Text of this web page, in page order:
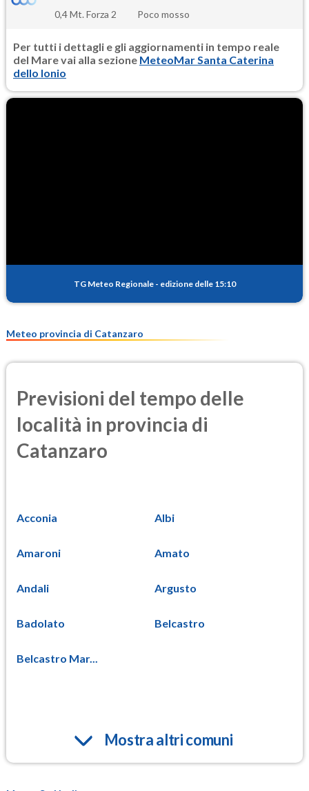
0,4 Mt. Forza 2
Poco mosso
Per tutti i dettagli e gli aggiornamenti in tempo reale
del Mare vai alla sezione MeteoMar Santa Caterina
dello Ionio
TG Meteo Regionale - edizione delle 15:10
Meteo provincia di Catanzaro
Previsioni del tempo delle
località in provincia di
Catanzaro
Acconia Albi
Amaroni Amato
Andali Argusto
Badolato Belcastro
Belcastro Mar...
Mostra altri comuni